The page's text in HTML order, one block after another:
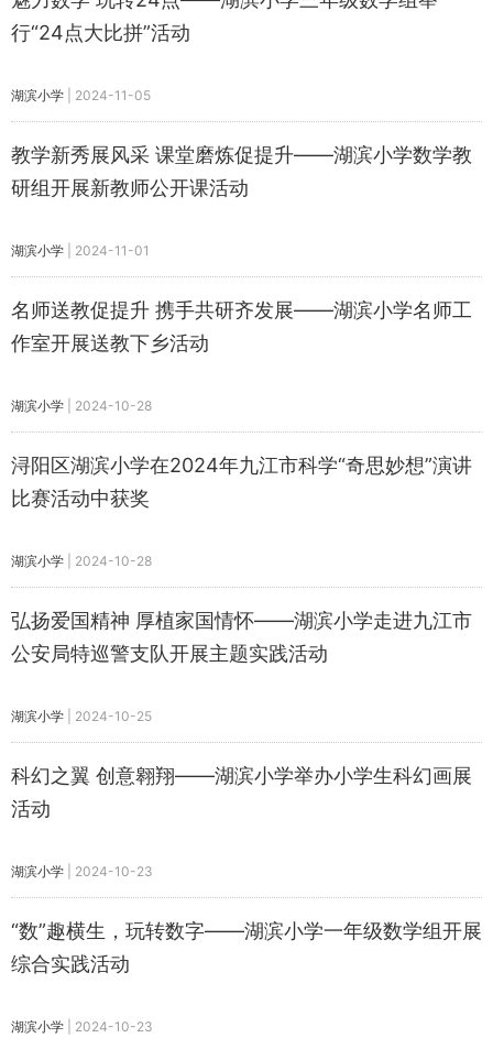
行“24点大比拼”活动
湖滨小学 2024-11-05
教学新秀展风采 课堂磨炼促提升——湖滨小学数学教
研组开展新教师公开课活动
湖滨小学 2024-11-01
名师送教促提升 携手共研齐发展——湖滨小学名师工
作室开展送教下乡活动
湖滨小学 2024-10-28
浔阳区湖滨小学在2024年九江市科学“奇思妙想”演讲
比赛活动中获奖
湖滨小学 2024-10-28
弘扬爱国精神 厚植家国情怀——湖滨小学走进九江市
公安局特巡警支队开展主题实践活动
湖滨小学 2024-10-25
科幻之翼 创意翱翔——湖滨小学举办小学生科幻画展
活动
湖滨小学 2024-10-23
“数”趣横生，玩转数字——湖滨小学一年级数学组开展
综合实践活动
湖滨小学 2024-10-23